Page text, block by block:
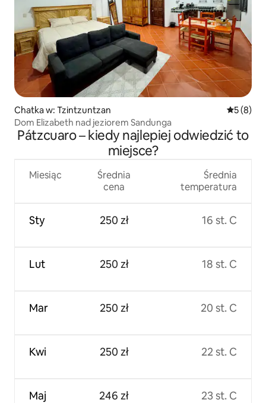
Chatka w: Tzintzuntzan Średnia
5 (8)
Dom Elizabeth nad jeziorem Sandunga
Pátzcuaro – kiedy najlepiej odwiedzić to
miejsce?
Miesiąc
Sty
Lut
Mar
Kwi
Maj
Średnia
cena
250 zł
250 zł
250 zł
250 zł
246 zł
Średnia
temperatura
16 st. C
18 st. C
20 st. C
22 st. C
23 st. C